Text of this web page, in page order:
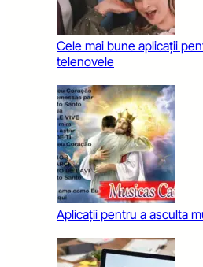
Cele mai bune aplicații
telenovele
Aplicații pentru a asculta